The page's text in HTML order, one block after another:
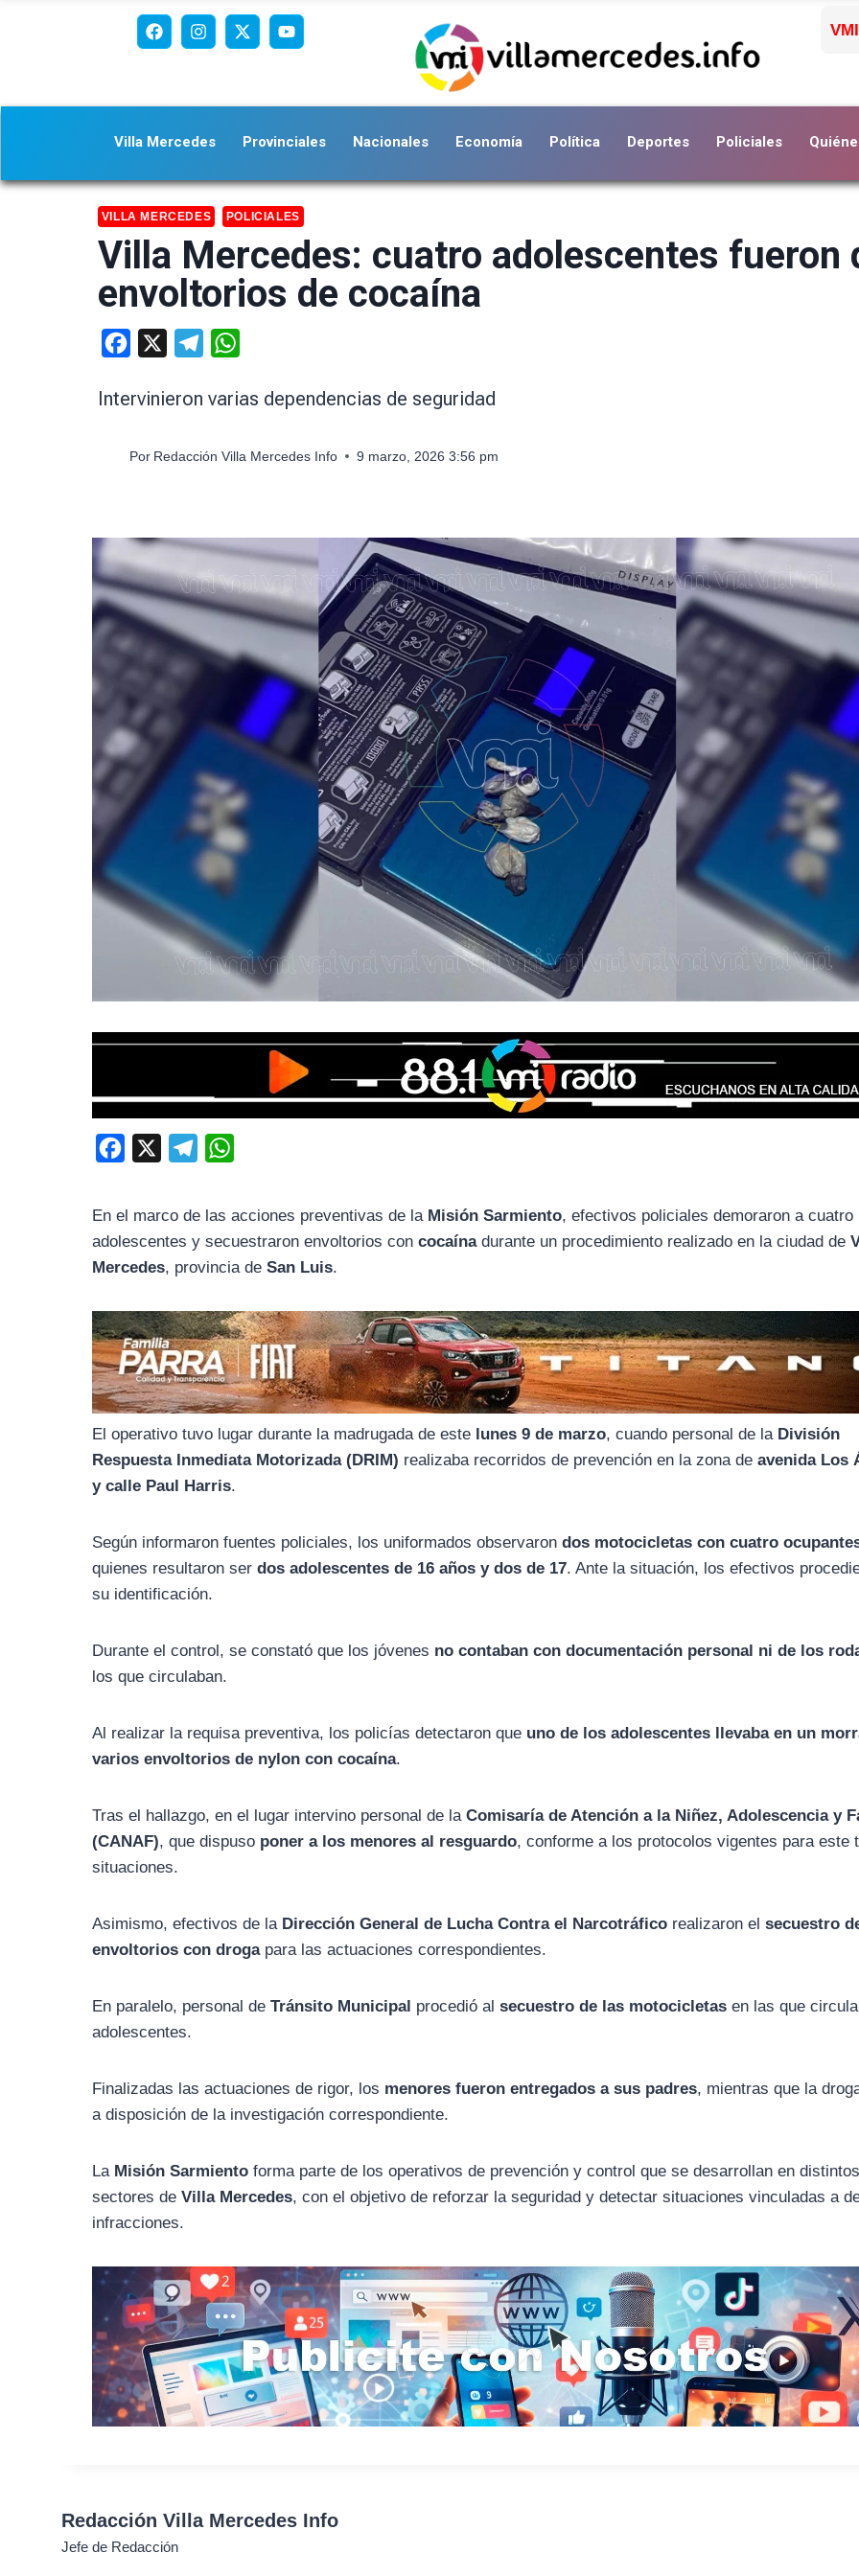
Villa Mercedes Provinciales Nacionales Economía Política Deportes Policiales
VILLA MERCEDES POLICIALES
Villa Mercedes: cuatro adolescentes fueron
envoltorios de cocaína
Facebook Telegram
Intervinieron varias dependencias de seguridad
Por Redacción Villa Mercedes Info 9 marzo, 2026 3:56 pm
b
o
k
g
a
m
s
p
p
En el marco de las acciones preventivas de la Misión Sarmiento, efectivos policiales demoraron a cuatro
adolescentes y secuestraron envoltorios concocaínadurante un procedimiento realizado en la ciudad de
Mercedes, provincia deSan Luis.
El operativo tuvo lugar durante la madrugada de este lunes 9 de marzo, cuando personal de la División
Respuesta Inmediata Motorizada (DRIM) realizaba recorridos de prevención en la zona deavenida Los
y calle Paul Harris.
Según informaron fuentes policiales, los uniformados observarondos motocicletas con cuatro
quienes resultaron serdos adolescentes de 16 años y dos de 17. Ante la situación, los efectivos
su identificación.
Durante el control, se constató que los jóvenes no contaban con documentación personal ni de los
los que circulaban.
Al realizar la requisa preventiva, los policías detectaron que uno de los adolescentes llevaba en un
varios envoltorios de nylon con cocaína.
Tras el hallazgo, en el lugar intervino personal de laComisaría de Atención a la Niñez, Adolescencia y
(CANAF), que dispuso poner a los menores al resguardo, conforme a los protocolos vigentes para este
situaciones.
Asimismo, efectivos de la Dirección General de Lucha Contra el Narcotráfico realizaron elsecuestro
envoltorios con drogapara las actuaciones correspondientes.
En paralelo, personal deTránsito Municipal procedió alsecuestro de las motocicletas en las que
adolescentes.
Finalizadas las actuaciones de rigor, los menores fueron entregados a sus padres, mientras que la
a disposición de la investigación correspondiente.
La Misión Sarmiento forma parte de los operativos de prevención y control que se desarrollan en
sectores deVilla Mercedes, con el objetivo de reforzar la seguridad y detectar situaciones vinculadas a
infracciones.
Redacción Villa Mercedes Info
Jefe de Redacción